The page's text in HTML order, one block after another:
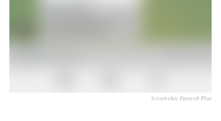
Screenshot Fastweb Plus